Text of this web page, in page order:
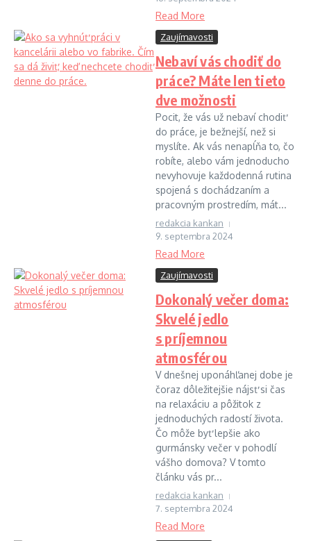
Read More
Zaujímavosti
Nebaví vás chodiť do
práce? Máte len tieto
dve možnosti
Pocit, že vás už nebaví chodiť
do práce, je bežnejší, než si
myslíte. Ak vás nenapĺňa to, čo
robíte, alebo vám jednoducho
nevyhovuje každodenná rutina
spojená s dochádzaním a
pracovným prostredím, mát...
redakcia kankan
9. septembra 2024
Read More
Zaujímavosti
Dokonalý večer doma:
Skvelé jedlo
s príjemnou
atmosférou
V dnešnej uponáhľanej dobe je
čoraz dôležitejšie nájsť si čas
na relaxáciu a pôžitok z
jednoduchých radostí života.
Čo môže byť lepšie ako
gurmánsky večer v pohodlí
vášho domova? V tomto
článku vás pr...
redakcia kankan
7. septembra 2024
Read More